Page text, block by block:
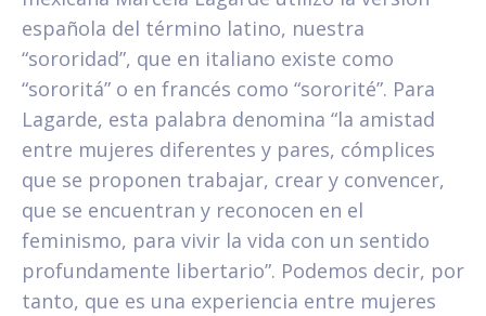
española del término latino, nuestra
“sororidad”, que en italiano existe como
“sororitá” o en francés como “sororité”. Para
Lagarde, esta palabra denomina “la amistad
entre mujeres diferentes y pares, cómplices
que se proponen trabajar, crear y convencer,
que se encuentran y reconocen en el
feminismo, para vivir la vida con un sentido
profundamente libertario”. Podemos decir, por
tanto, que es una experiencia entre mujeres